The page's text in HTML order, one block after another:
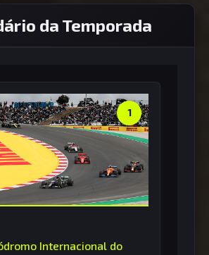
da Temporada
1
Internacional do